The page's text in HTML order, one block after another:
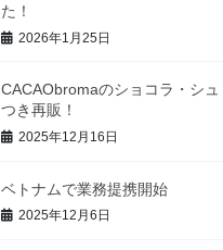
た！
2026年1月25日
CACAObromaのショコラ・シ
つき再販！
2025年12月16日
ベトナムで業務提携開始
2025年12月6日